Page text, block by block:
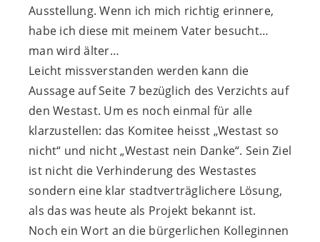
Ausstellung. Wenn ich mich richtig erinnere,
habe ich diese mit meinem Vater besucht…
man wird älter…
Leicht missverstanden werden kann die
Aussage auf Seite 7 bezüglich des Verzichts auf
den Westast. Um es noch einmal für alle
klarzustellen: das Komitee heisst „Westast so
nicht“ und nicht „Westast nein Danke“. Sein Ziel
ist nicht die Verhinderung des Westastes
sondern eine klar stadtverträglichere Lösung,
als das was heute als Projekt bekannt ist.
Noch ein Wort an die bürgerlichen Kolleginnen